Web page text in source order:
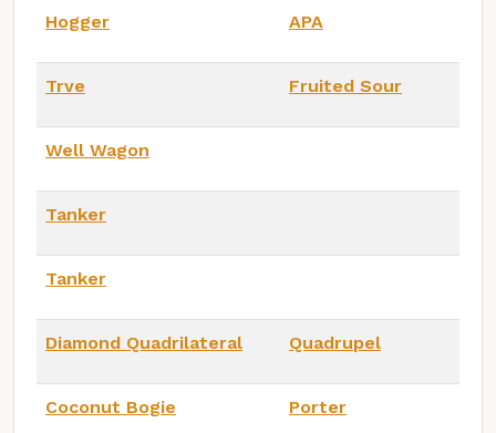
Hogger APA
Trve Fruited Sour
Well Wagon
Tanker
Tanker
Diamond Quadrilateral Quadrupel
Coconut Bogie Porter